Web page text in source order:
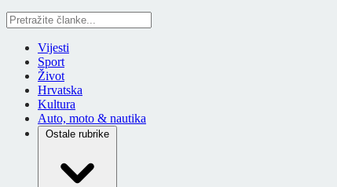
Vijesti
Sport
Život
Hrvatska
Kultura
Auto, moto & nautika
Ostale rubrike